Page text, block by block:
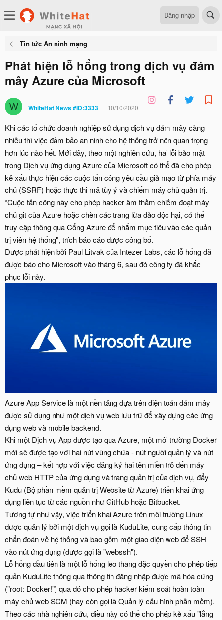
Đăng nhập
Tin tức An ninh mạng
Phát hiện lỗ hổng trong dịch vụ đám
mây Azure của Microsoft
W WhiteHat News #ID:3333 10/10/2020
Khi các tổ chức doanh nghiệp sử dụng dịch vụ đám mây càng
nhiều thì việc đảm bảo an ninh cho hệ thống trở nên quan trọng
hơn lúc nào hết. Mới đây, theo một nghiên cứu, hai lỗi bảo mật
trong Dịch vụ ứng dụng Azure của Microsoft có thể đã cho phép
kẻ xấu thực hiện các cuộc tấn công yêu cầu giả mạo từ phía máy
chủ (SSRF) hoặc thực thi mã tùy ý và chiếm máy chủ quản trị.
“Cuộc tấn công này cho phép hacker âm thầm chiếm đoạt máy
chủ git của Azure hoặc chèn các trang lừa đảo độc hại, có thể
truy cập thông qua Cổng Azure để nhắm mục tiêu vào các quản
trị viên hệ thống", trích báo cáo được công bố.
Được phát hiện bởi Paul Litvak của Intezer Labs, các lỗ hổng đã
được báo cho Microsoft vào tháng 6, sau đó công ty đã khắc
phục lỗi này.
Azure App Service là một nền tảng dựa trên điện toán đám mây
được sử dụng như một dịch vụ web lưu trữ để xây dựng các ứng
dụng web và mobile backend.
Khi một Dịch vụ App được tạo qua Azure, một môi trường Docker
mới sẽ được tạo với hai nút vùng chứa - nút người quản lý và nút
ứng dụng – kết hợp với việc đăng ký hai tên miền trỏ đến máy
chủ web HTTP của ứng dụng và trang quản trị của dịch vụ, đẩy
Kudu (Bộ phần mềm quản trị Website từ Azure) triển khai ứng
dụng liên tục từ các nguồn như GitHub hoặc Bitbucket.
Tương tự như vậy, việc triển khai Azure trên môi trường Linux
được quản lý bởi một dịch vụ gọi là KuduLite, cung cấp thông tin
chẩn đoán về hệ thống và bao gồm một giao diện web để SSH
vào nút ứng dụng (được gọi là "webssh").
Lỗ hổng đầu tiên là một lỗ hổng leo thang đặc quyền cho phép tiếp
quản KuduLite thông qua thông tin đăng nhập được mã hóa cứng
("root: Docker!") qua đó cho phép hacker kiểm soát hoàn toàn
máy chủ web SCM (hay còn gọi là Quản lý cấu hình phần mềm).
Theo các nhà nghiên cứu, điều này có thể cho phép kẻ xấu "lắng